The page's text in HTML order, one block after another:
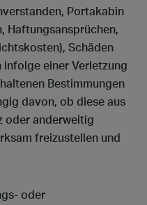
Portakabin
Haftungsansprüchen,
Schäden
infolge einer Verletzung
Bestimmungen
davon, ob diese aus
oder anderweitig
freizustellen und
oder